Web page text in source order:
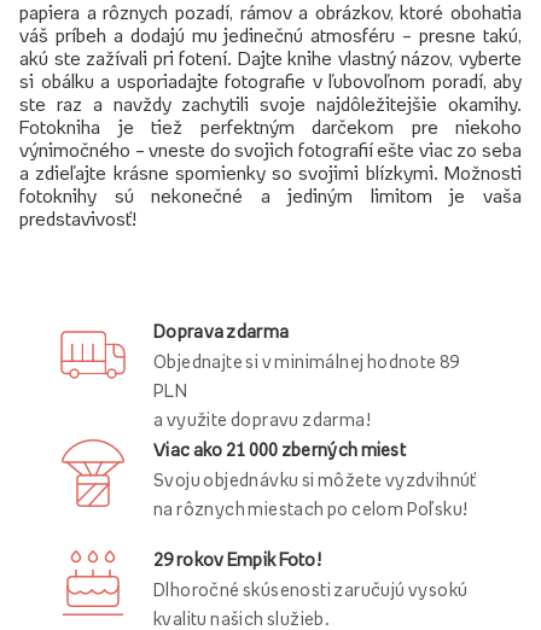
papiera a rôznych pozadí, rámov a obrázkov, ktoré obohatia
váš príbeh a dodajú mu jedinečnú atmosféru – presne takú,
akú ste zažívali pri fotení. Dajte knihe vlastný názov, vyberte
si obálku a usporiadajte fotografie v ľubovoľnom poradí, aby
ste raz a navždy zachytili svoje najdôležitejšie okamihy.
Fotokniha je tiež perfektným darčekom pre niekoho
výnimočného – vneste do svojich fotografií ešte viac zo seba
a zdieľajte krásne spomienky so svojimi blízkymi. Možnosti
fotoknihy sú nekonečné a jediným limitom je vaša
predstavivosť!
Doprava zdarma
Objednajte si v minimálnej hodnote 89
PLN
a využite dopravu zdarma!
Viac ako 21 000 zberných miest
Svoju objednávku si môžete vyzdvihnúť
na rôznych miestach po celom Poľsku!
29 rokov Empik Foto!
Dlhoročné skúsenosti zaručujú vysokú
kvalitu našich služieb.